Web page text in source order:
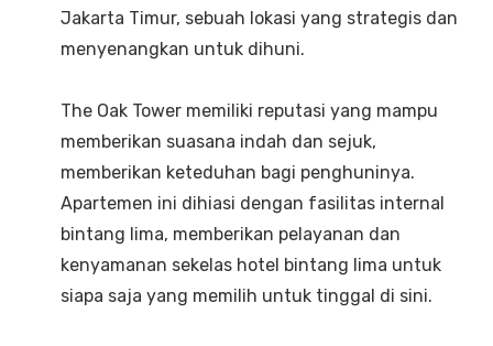
Jakarta Timur, sebuah lokasi yang strategis dan
menyenangkan untuk dihuni.
The Oak Tower memiliki reputasi yang mampu
memberikan suasana indah dan sejuk,
memberikan keteduhan bagi penghuninya.
Apartemen ini dihiasi dengan fasilitas internal
bintang lima, memberikan pelayanan dan
kenyamanan sekelas hotel bintang lima untuk
siapa saja yang memilih untuk tinggal di sini.